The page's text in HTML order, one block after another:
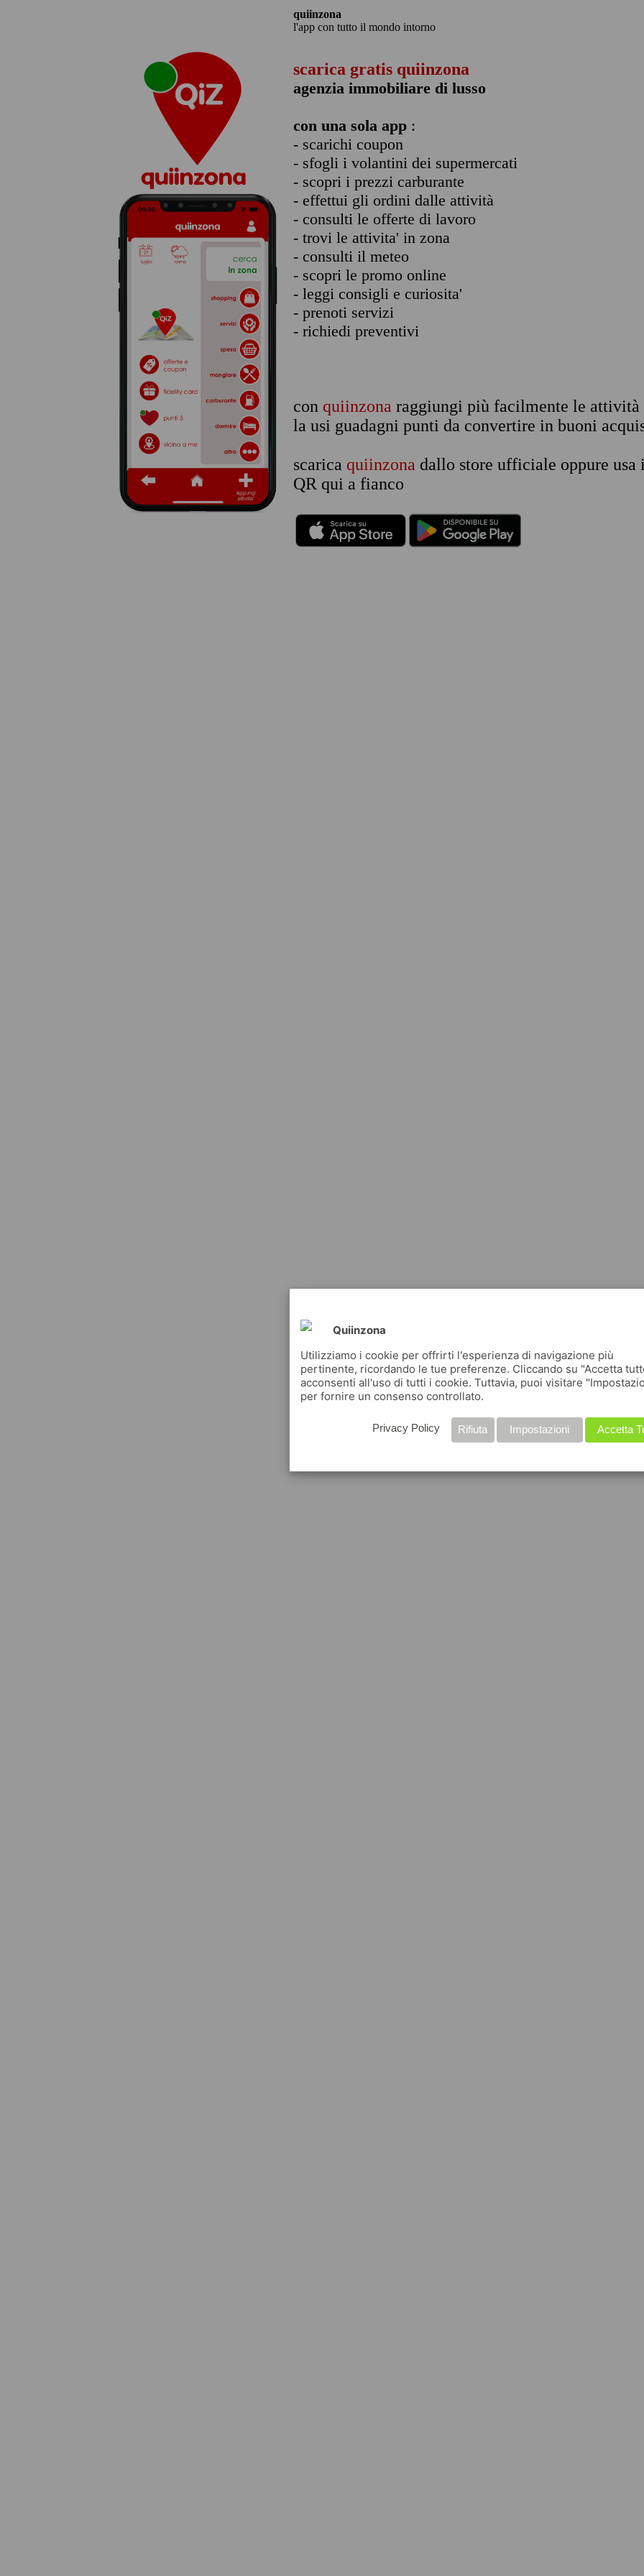
quiinzona
l'app con tutto il mondo intorno
scarica gratis quiinzona
agenzia immobiliare di lusso
con una sola app :
- scarichi coupon
- sfogli i volantini dei supermercati
- scopri i prezzi carburante
- effettui gli ordini dalle attività
- consulti le offerte di lavoro
- trovi le attivita' in zona
- consulti il meteo
- scopri le promo online
- leggi consigli e curiosita'
- prenoti servizi
- richiedi preventivi
con quiinzona raggiungi più facilmente le attività
la usi guadagni punti da convertire in buoni
scarica quiinzona dallo store ufficiale oppure usa
QR qui a fianco
Quiinzona
Utilizziamo i cookie per offrirti l'esperienza di navigazione più
pertinente, ricordando le tue preferenze. Cliccando su "Accetta
acconsenti all'uso di tutti i cookie. Tuttavia, puoi visitare
per fornire un consenso controllato.
Accetta
Impostazioni
Rifiuta
Privacy Policy